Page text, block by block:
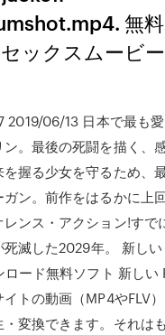
無
ックスムービ
2019/06/13 日本で最も愛
。最後の死闘を描く、
握る少女を守るため、
ン。前作をはるかに上
ンス・アクション!すで
死滅した2029年。 新し
ロード無料ソフト 新しい
イトの動画（MP4やFLV
・変換できます。それは